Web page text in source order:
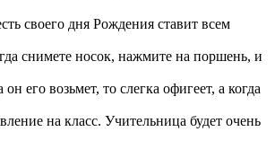
своего дня Рождения ставит всем
снимете носок, нажмите на поршень, и
его возьмет, то слегка офигеет, а когда
на класс. Учительница будет очень